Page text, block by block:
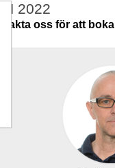
2022
oss för att